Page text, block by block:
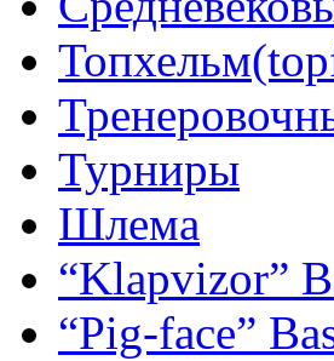
Турниры
Шлема
“Klapvizor”
“Pig-face”